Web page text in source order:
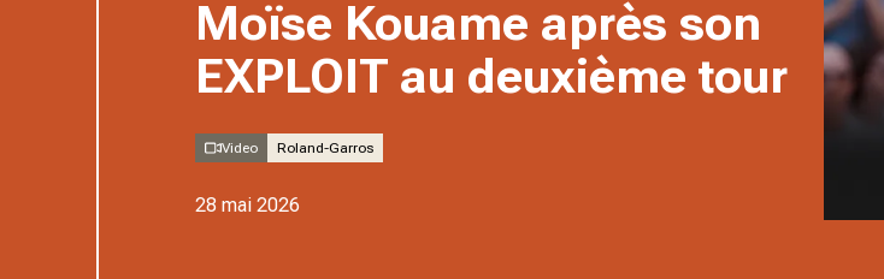
Moïse Kouame après son
EXPLOIT au deuxième tour
Video Roland-Garros
28 mai 2026